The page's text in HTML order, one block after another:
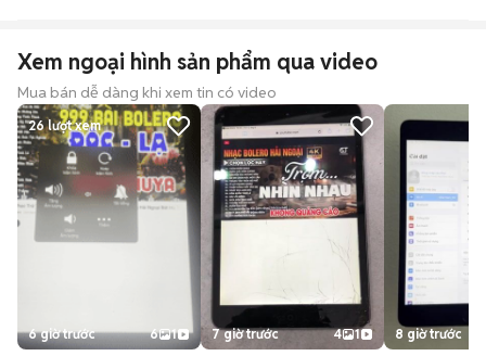
Xem ngoại hình sản phẩm qua video
Mua bán dễ dàng khi xem tin có video
26lượt xem
6 giờ trước 6 1 7 giờ trước 4 1 8 giờ trước